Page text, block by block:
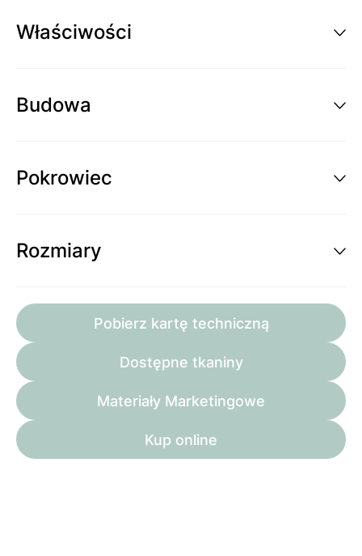
Właściwości
Budowa
Pokrowiec
Rozmiary
Pobierz kartę techniczną
Dostępne tkaniny
Materiały Marketingowe
Kup online